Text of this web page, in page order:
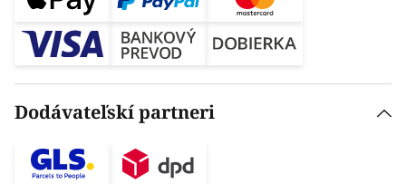
Dodávateľskí partneri